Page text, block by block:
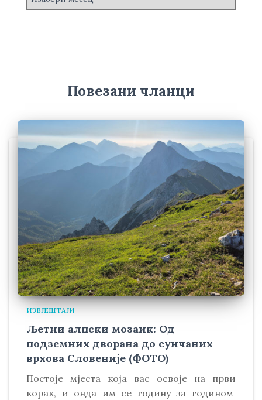
Повезани чланци
ИЗВЈЕШТАЈИ
Љетни алпски мозаик: Од
подземних дворана до сунчаних
врхова Словеније (ФОТО)
Постоје мјеста која вас освоје на први
корак, и онда им се годину за годином